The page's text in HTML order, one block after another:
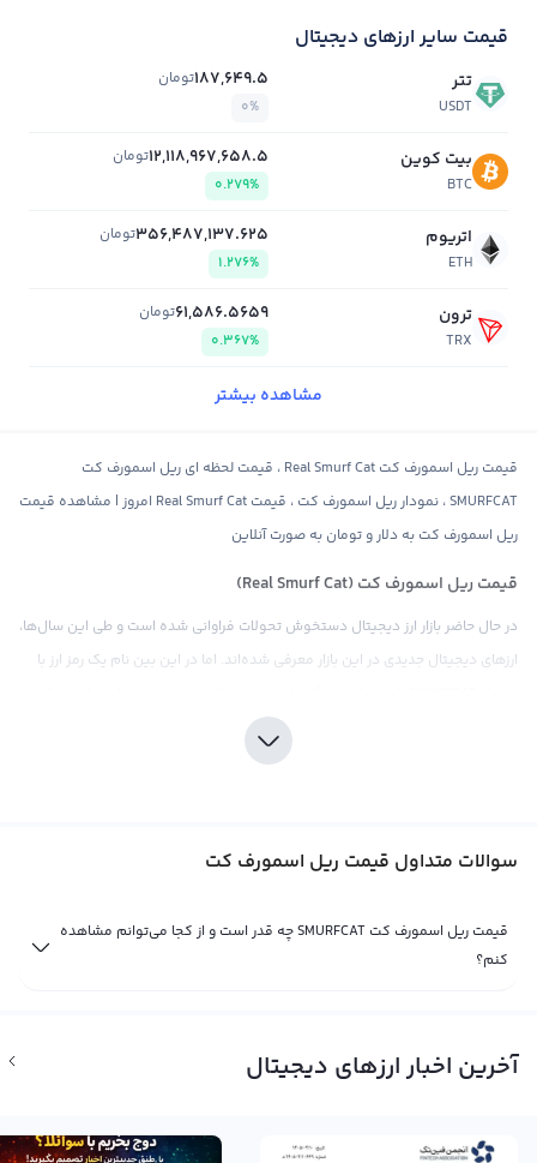
قیمت سایر ارزهای دیجیتال
تتر
USDT
187,649.5تومان
0%
بیت کوین
BTC
12,118,967,658.5تومان
0.279%
اتریوم
ETH
356,487,137.625تومان
1.276%
ترون
TRX
61,586.5659تومان
0.367%
مشاهده بیشتر
قیمت ریل اسمورف کت Real Smurf Cat ، قیمت لحظه ای ریل اسمورف کت
SMURFCAT ، نمودار ریل اسمورف کت ، قیمت Real Smurf Cat امروز | مشاهده قیمت
ریل اسمورف کت به دلار و تومان به صورت آنلاین
قیمت ریل اسمورف کت (Real Smurf Cat)
در حال حاضر بازار ارز دیجیتال دستخوش تحولات فراوانی شده است و طی این سال‌ها،
ارزهای دیجیتال جدیدی در این بازار معرفی شده‌اند. اما در این بین نام یک رمز ارز با
خاطر سیستم منحصر به فرد و ایده‌آلش ذکر کرد. قیمت ریل اسمورف کت همانند
دیگر ارزهای دیجیتال براساس قوانین عرضه و تقاضا در بازار مشخص می‌شود و
مختلف و ارزهای دیجیتال نشان داده می‌شود و در صرافی‌های بین‌المللی اغلب در
مختصری درباره ریل اسمورف کت باید ذکر شود که در مقایسه با هیجان‌های بازار
و توسعه‌ی سیستم این رمز ارز، قیمت ثابت آن بارگذاری شود و به نوسانات قیمتی
سوالات متداول قیمت ریل اسمورف کت
قیمت ریل اسمورف کت SMURFCAT چه قدر است و از کجا می‌توانم مشاهده
کنم؟
آخرین اخبار ارزهای دیجیتال